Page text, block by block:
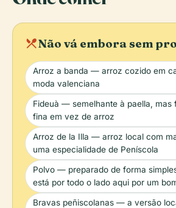
local_diningNão vá embora sem
Arroz a banda — arroz cozido em
moda valenciana
Fideuà — semelhante à paella, mas
fina em vez de arroz
Arroz de la Illa — arroz local com
uma especialidade de Peníscola
Polvo — preparado de forma
está por todo o lado aqui por um
Bravas peñiscolanas — a versão